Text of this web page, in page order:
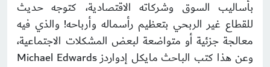
بأساليب السوق وشركاته الاقتصادية، كتوجه حديث
للقطاع غير الربحي بتعظيم رأسماله وأرباحه! والذي فيه
معالجة جزئية أو متواضعة لبعض المشكلات الاجتماعية،
وعن هذا كتب الباحث مايكل إدواردز Michael Edwards